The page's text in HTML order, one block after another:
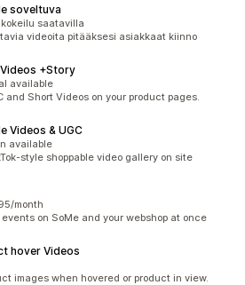
soveltuva
saatavilla
videoita pitääksesi asiakkaat kiinno
+Story
available
and Short Videos on your product pages.
Videos & UGC
available
style shoppable video gallery on site
month
on SoMe and your webshop at once
hover Videos
images when hovered or product in view.